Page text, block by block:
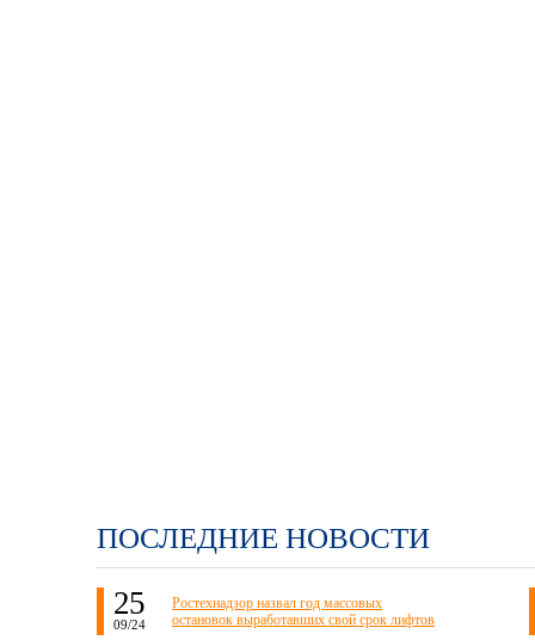
ПОСЛЕДНИЕ НОВОСТИ
25
09/24
Ростехнадзор назвал год массовых
остановок выработавших свой срок лифтов